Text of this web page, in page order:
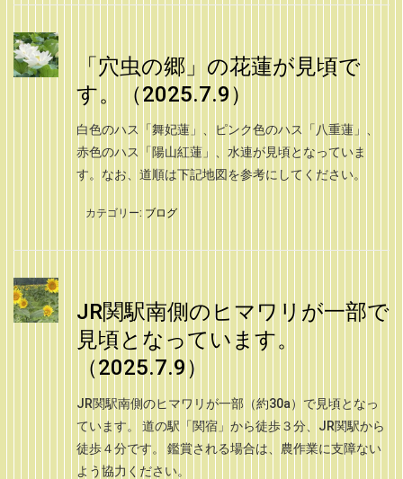
「穴虫の郷」の花蓮が見頃で
す。（2025.7.9）
白色のハス「舞妃蓮」、ピンク色のハス「八重蓮」、
赤色のハス「陽山紅蓮」、水連が見頃となっていま
す。なお、道順は下記地図を参考にしてください。
カテゴリー: ブログ
JR関駅南側のヒマワリが一部で
見頃となっています。
（2025.7.9）
JR関駅南側のヒマワリが一部（約30a）で見頃となっ
ています。 道の駅「関宿」から徒歩３分、JR関駅から
徒歩４分です。 鑑賞される場合は、農作業に支障ない
よう協力ください。